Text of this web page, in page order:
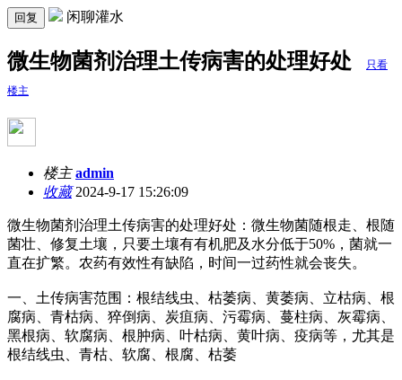
回复 闲聊灌水
微生物菌剂治理土传病害的处理好处 只看
楼主
楼主 admin
收藏2024-9-17 15:26:09
微生物菌剂治理土传病害的处理好处：微生物菌随根走、根随
菌壮、修复土壤，只要土壤有有机肥及水分低于50%，菌就一
直在扩繁。农药有效性有缺陷，时间一过药性就会丧失。
一、土传病害范围：根结线虫、枯萎病、黄萎病、立枯病、根
腐病、青枯病、猝倒病、炭疽病、污霉病、蔓柱病、灰霉病、
黑根病、软腐病、根肿病、叶枯病、黄叶病、疫病等，尤其是
根结线虫、青枯、软腐、根腐、枯萎